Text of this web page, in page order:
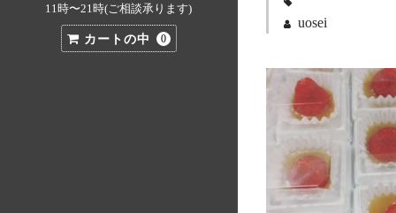
11時〜21時(ご相談承ります)
カートの中 0
uosei